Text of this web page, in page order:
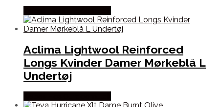
Aclima Lightwool Reinforced
Longs Kvinder Damer Mørkeblå L
Undertøj